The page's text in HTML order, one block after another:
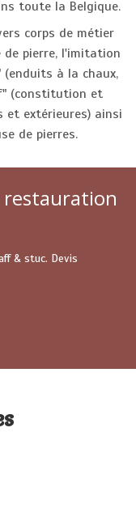
toute la Belgique.
corps de métier
pierre, l'imitation
à la chaux,
(constitution et
et extérieures) ainsi
de pierres.
restauration
& stuc. Devis